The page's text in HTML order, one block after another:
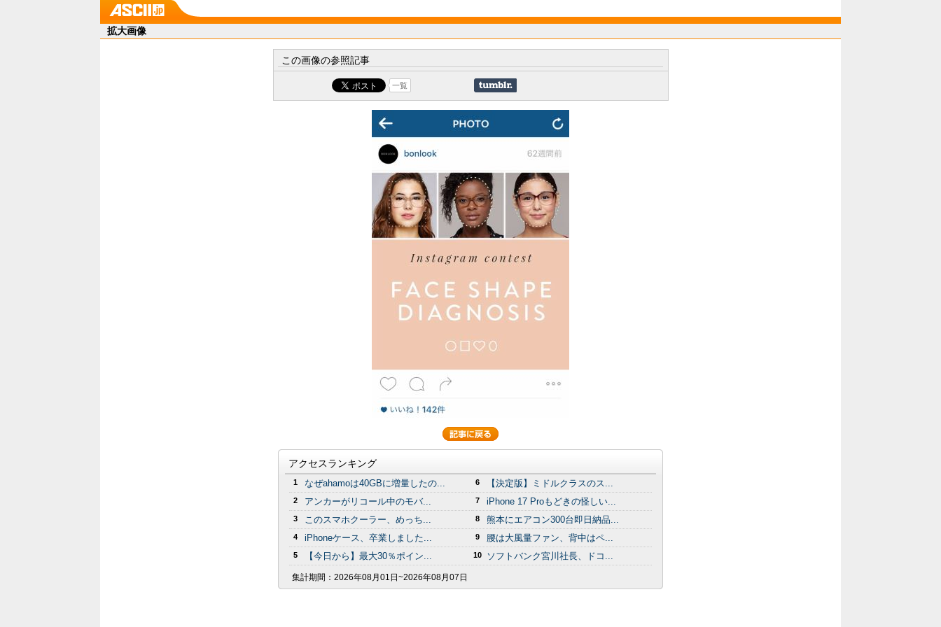
拡大画像
この画像の参照記事
一覧
アクセスランキング
1 なぜahamoは40GBに増量したの...
2 アンカーがリコール中のモバ...
3 このスマホクーラー、めっち...
4 iPhoneケース、卒業しました...
5 【今日から】最大30％ポイン...
6 【決定版】ミドルクラスのス...
7 iPhone 17 Proもどきの怪しい...
8 熊本にエアコン300台即日納品...
9 腰は大風量ファン、背中はペ...
10 ソフトバンク宮川社長、ドコ...
集計期間： 2026年08月01日~2026年08月07日